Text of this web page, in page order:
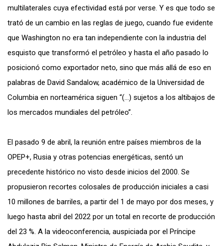
multilaterales cuya efectividad está por verse. Y es que todo se
trató de un cambio en las reglas de juego, cuando fue evidente
que Washington no era tan independiente con la industria del
esquisto que transformó el petróleo y hasta el año pasado lo
posicionó como exportador neto, sino que más allá de eso en
palabras de David Sandalow, académico de la Universidad de
Columbia en norteamérica siguen “(…) sujetos a los altibajos de
los mercados mundiales del petróleo”.
El pasado 9 de abril, la reunión entre países miembros de la
OPEP+, Rusia y otras potencias energéticas, sentó un
precedente histórico no visto desde inicios del 2000. Se
propusieron recortes colosales de producción iniciales a casi
10 millones de barriles, a partir del 1 de mayo por dos meses, y
luego hasta abril del 2022 por un total en recorte de producción
del 23 %. A la videoconferencia, auspiciada por el Príncipe